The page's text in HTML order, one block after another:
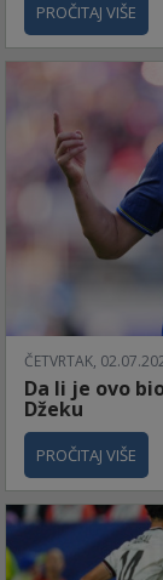
PROČITAJ VIŠE
ČETVRTAK,
Da li je ovo
Džeku
PROČITAJ VIŠE